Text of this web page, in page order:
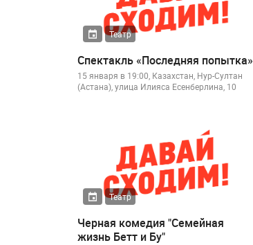
Театр
Спектакль «Последняя попытка»
15 января в 19:00, Казахстан, Нур-Султан
(Астана), улица Илияса Есенберлина, 10
Театр
Черная комедия "Семейная
жизнь Бетт и Бу"